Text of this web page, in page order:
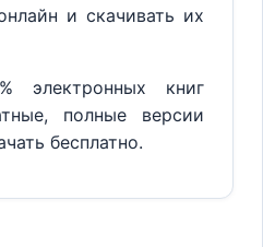
и скачивать их
электронных книг
полные версии
бесплатно.